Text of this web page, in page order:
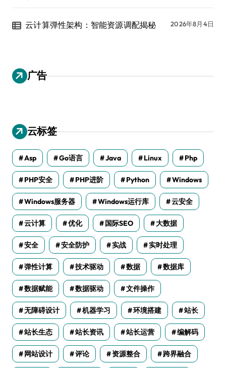
云计算弹性架构：智能资源调配揭秘 2026年8月4日
广告
云标签
Asp Go语言 Java Linux Php
PHP安全 PHP进阶 Python Windows
Windows服务器 Windows运行库 云安全
云计算 优化 国际SEO 大数据
安全 安全防护 实战 实时处理
弹性计算 技术驱动 数据 数据库
数据赋能 数据驱动 文件操作
无障碍设计 机器学习 环境搭建 站长
站长生态 站长资讯 站长运营 编解码
网站设计 评论 资源整合 跨界融合